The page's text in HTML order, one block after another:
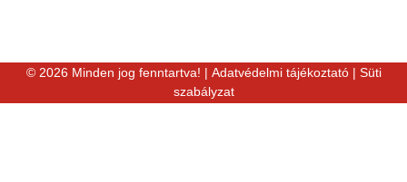
© 2026 Minden jog fenntartva! | Adatvédelmi tájékoztató| Süti
szabályzat